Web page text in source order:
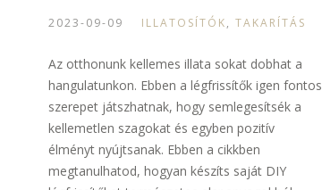
2023-09-09 ILLATOSÍTÓK, TAKARÍTÁS
Az otthonunk kellemes illata sokat dobhat a
hangulatunkon. Ebben a légfrissítők igen fontos
szerepet játszhatnak, hogy semlegesítsék a
kellemetlen szagokat és egyben pozitív
élményt nyújtsanak. Ebben a cikkben
megtanulhatod, hogyan készíts saját DIY